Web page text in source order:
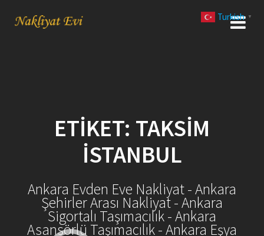
ETIKET: TAKSIM
İSTANBUL
Ankara Evden Eve Nakliyat - Ankara
Şehirler Arası Nakliyat - Ankara
Sigortalı Taşımacılık - Ankara
Asansörlü Taşımacılık - Ankara Eşya
Turkish ▼